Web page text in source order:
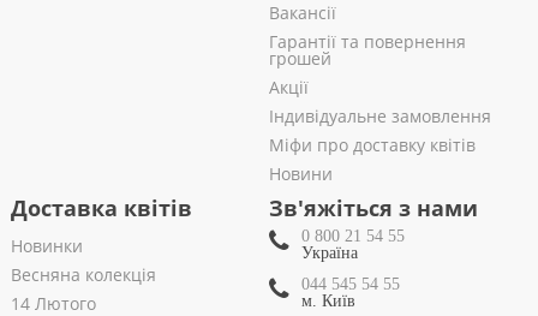
Вакансії
Гарантії та повернення
грошей
Акції
Індивідуальне замовлення
Міфи про доставку квітів
Новини
Доставка квітів
Новинки
Весняна колекція
14 Лютого
Зв'яжіться з нами
0 800 21 54 55
Україна
044 545 54 55
м. Київ